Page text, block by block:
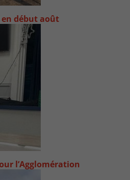
en début août
l’Agglomération